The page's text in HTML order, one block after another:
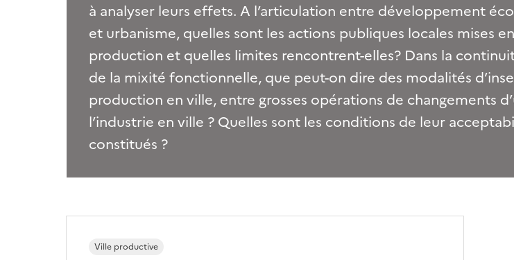
à analyser leurs effets. A l’articulation entre développement
et urbanisme, quelles sont les actions publiques locales mises
production et quelles limites rencontrent-elles? Dans la
de la mixité fonctionnelle, que peut-on dire des modalités
production en ville, entre grosses opérations de changements
l’industrie en ville ? Quelles sont les conditions de leur
constitués ?
Ville productive